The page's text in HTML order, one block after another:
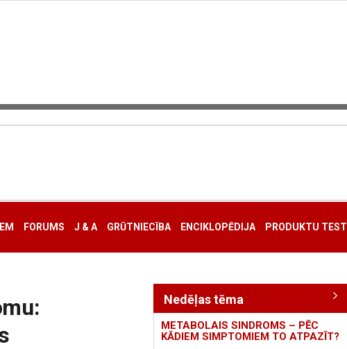
FORUMS J & A GRŪTNIECĪBA ENCIKLOPĒDIJA PRODUKTU TESTI
Nedēļas tēma
METABOLAIS SINDROMS – PĒC
KĀDIEM SIMPTOMIEM TO ATPAZĪT?